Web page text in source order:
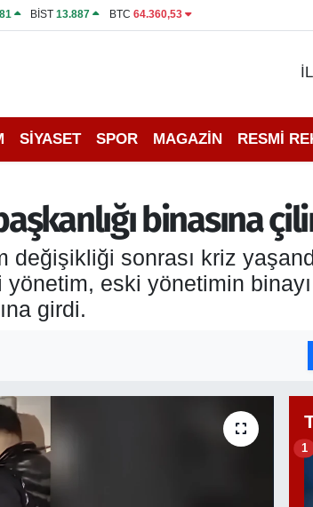
BİST13.887 BTC 64.360,53
SİYASET SPOR MAGAZİN RESMİ
binasına
değişikliği sonrası kriz
eski yönetimin
girdi.
1